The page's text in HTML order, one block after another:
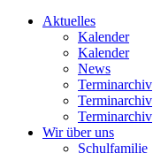
Aktuelles
Kalender
Kalender
News
Terminarchiv
Terminarchiv
Terminarchiv
Wir über uns
Schulfamilie